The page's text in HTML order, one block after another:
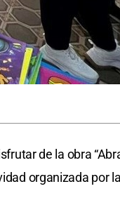
de la obra
organizada por